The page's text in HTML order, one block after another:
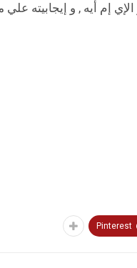
إم أيه , و إيجابيته
Pinterest